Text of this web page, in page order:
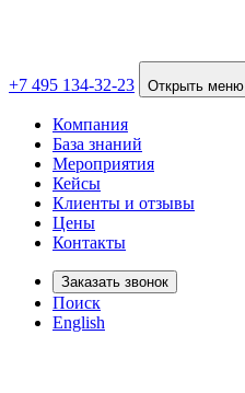
+7 495 134-32-23 Открыть меню
Компания
База знаний
Мероприятия
Кейсы
Клиенты и отзывы
Цены
Контакты
Заказать звонок
Поиск
English